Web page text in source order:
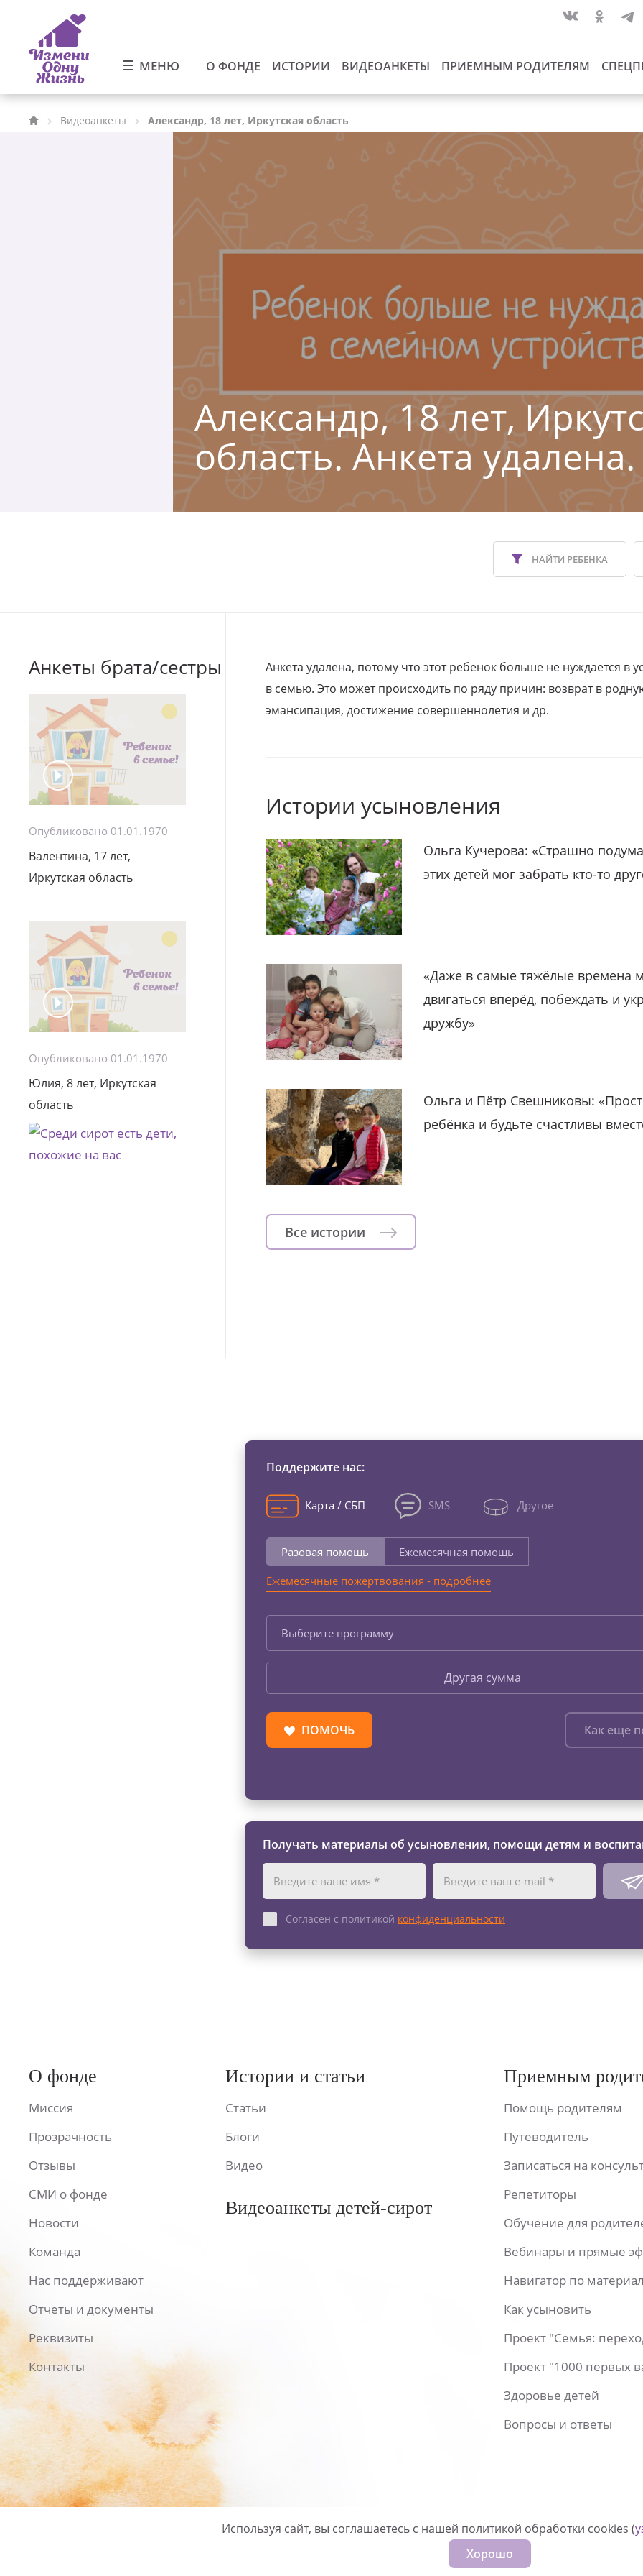
МЕНЮ О ФОНДЕ ИСТОРИИ ВИДЕОАНКЕТЫ ПРИЕМНЫМ РОДИТЕЛЯМ
Видеоанкеты Александр, 18 лет, Иркутская область
Александр, 18 лет,
область. Анкета удалена.
НАЙТИ РЕБЕНКА
Анкеты брата/сестры
Опубликовано 01.01.1970
Валентина, 17 лет,
Иркутская область
Опубликовано 01.01.1970
Юлия, 8 лет, Иркутская
область
Анкета удалена, потому что этот ребенок больше не нуждается в
в семью. Это может происходить по ряду причин: возврат в
эмансипация, достижение совершеннолетия и др.
Истории усыновления
Ольга Кучерова: «Страшно
этих детей мог забрать кто-то
«Даже в самые тяжёлые времена
двигаться вперёд, побеждать и
дружбу»
Ольга и Пётр Свешниковы:
ребёнка и будьте счастливы
Все истории
Поддержите нас:
Карта / СБП SMS Другое
Разовая помощь
Ежемесячная помощь
Ежемесячные пожертвования - подробнее
Выберите программу
Другая сумма
ПОМОЧЬ Как еще
Получать материалы об усыновлении, помощи детям и
Согласен с политикой конфиденциальности
О фонде
Миссия
Прозрачность
Отзывы
СМИ о фонде
Новости
Команда
Нас поддерживают
Отчеты и документы
Реквизиты
Контакты
Истории и статьи
Статьи
Блоги
Видео
Видеоанкеты детей-сирот
Приемным
Помощь родителям
Путеводитель
Записаться на
Репетиторы
Обучение для
Вебинары и прямые
Навигатор по
Как усыновить
Проект "Семья:
Проект "1000 первых
Здоровье детей
Вопросы и ответы
Политика конфиденциальности
Используя сайт, вы соглашаетесь с нашей политикой обработки cookies (
Хорошо